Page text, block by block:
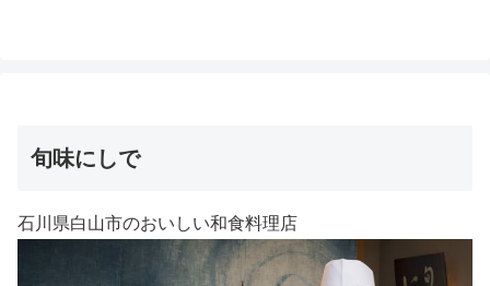
旬味にしで
石川県白山市のおいしい和食料理店